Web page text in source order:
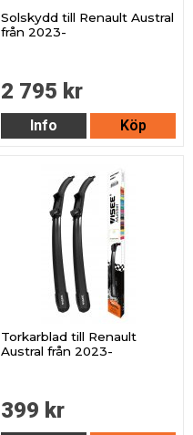
Solskydd till Renault Austral
från 2023-
2 795 kr
Info Köp
Torkarblad till Renault
Austral från 2023-
399 kr